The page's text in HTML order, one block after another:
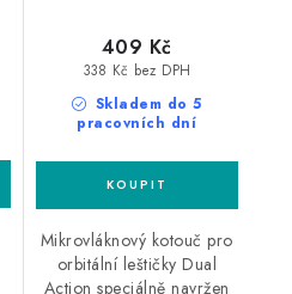
Skladem do 5
pracovních dní
338 Kč bez DPH
409 Kč
Mikrovláknový kotouč pro
orbitální leštičky Dual
Action speciálně navržen